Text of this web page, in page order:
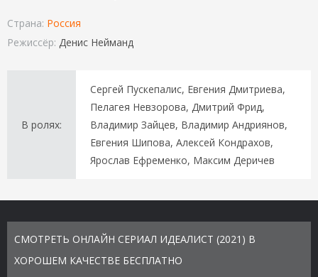
Страна: Россия
Режиссёр: Денис Нейманд
В ролях:
Сергей Пускепалис, Евгения Дмитриева,
Пелагея Невзорова, Дмитрий Фрид,
Владимир Зайцев, Владимир Андриянов,
Евгения Шипова, Алексей Кондрахов,
Ярослав Ефременко, Максим Деричев
СМОТРЕТЬ ОНЛАЙН СЕРИАЛ ИДЕАЛИСТ (2021) В
ХОРОШЕМ КАЧЕСТВЕ БЕСПЛАТНО